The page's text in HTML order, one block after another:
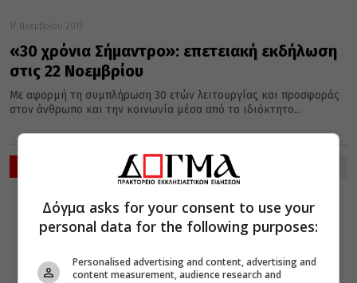
17 Νοεμβρίου 2015
«30 χρόνια Σήμαντρο»: επετειακή εκδήλωση
στις 22 Νοεμβρίου
Με αφορμή τη συμπλήρωση 30 ετών λειτουργίας και προσφοράς
στον άνθρωπο και την κοινωνία μέσα από το ιδιόκτητο...
08 Αυγούστου 2026
21:12
Λογισμοί και η
ειρήνη
Δόγμα asks for your consent to use your
personal data for the following purposes:
Personalised advertising and content, advertising and
content measurement, audience research and